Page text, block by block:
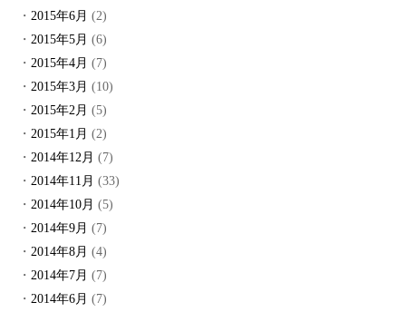
2015年6月 (2)
2015年5月 (6)
2015年4月 (7)
2015年3月 (10)
2015年2月 (5)
2015年1月 (2)
2014年12月 (7)
2014年11月 (33)
2014年10月 (5)
2014年9月 (7)
2014年8月 (4)
2014年7月 (7)
2014年6月 (7)